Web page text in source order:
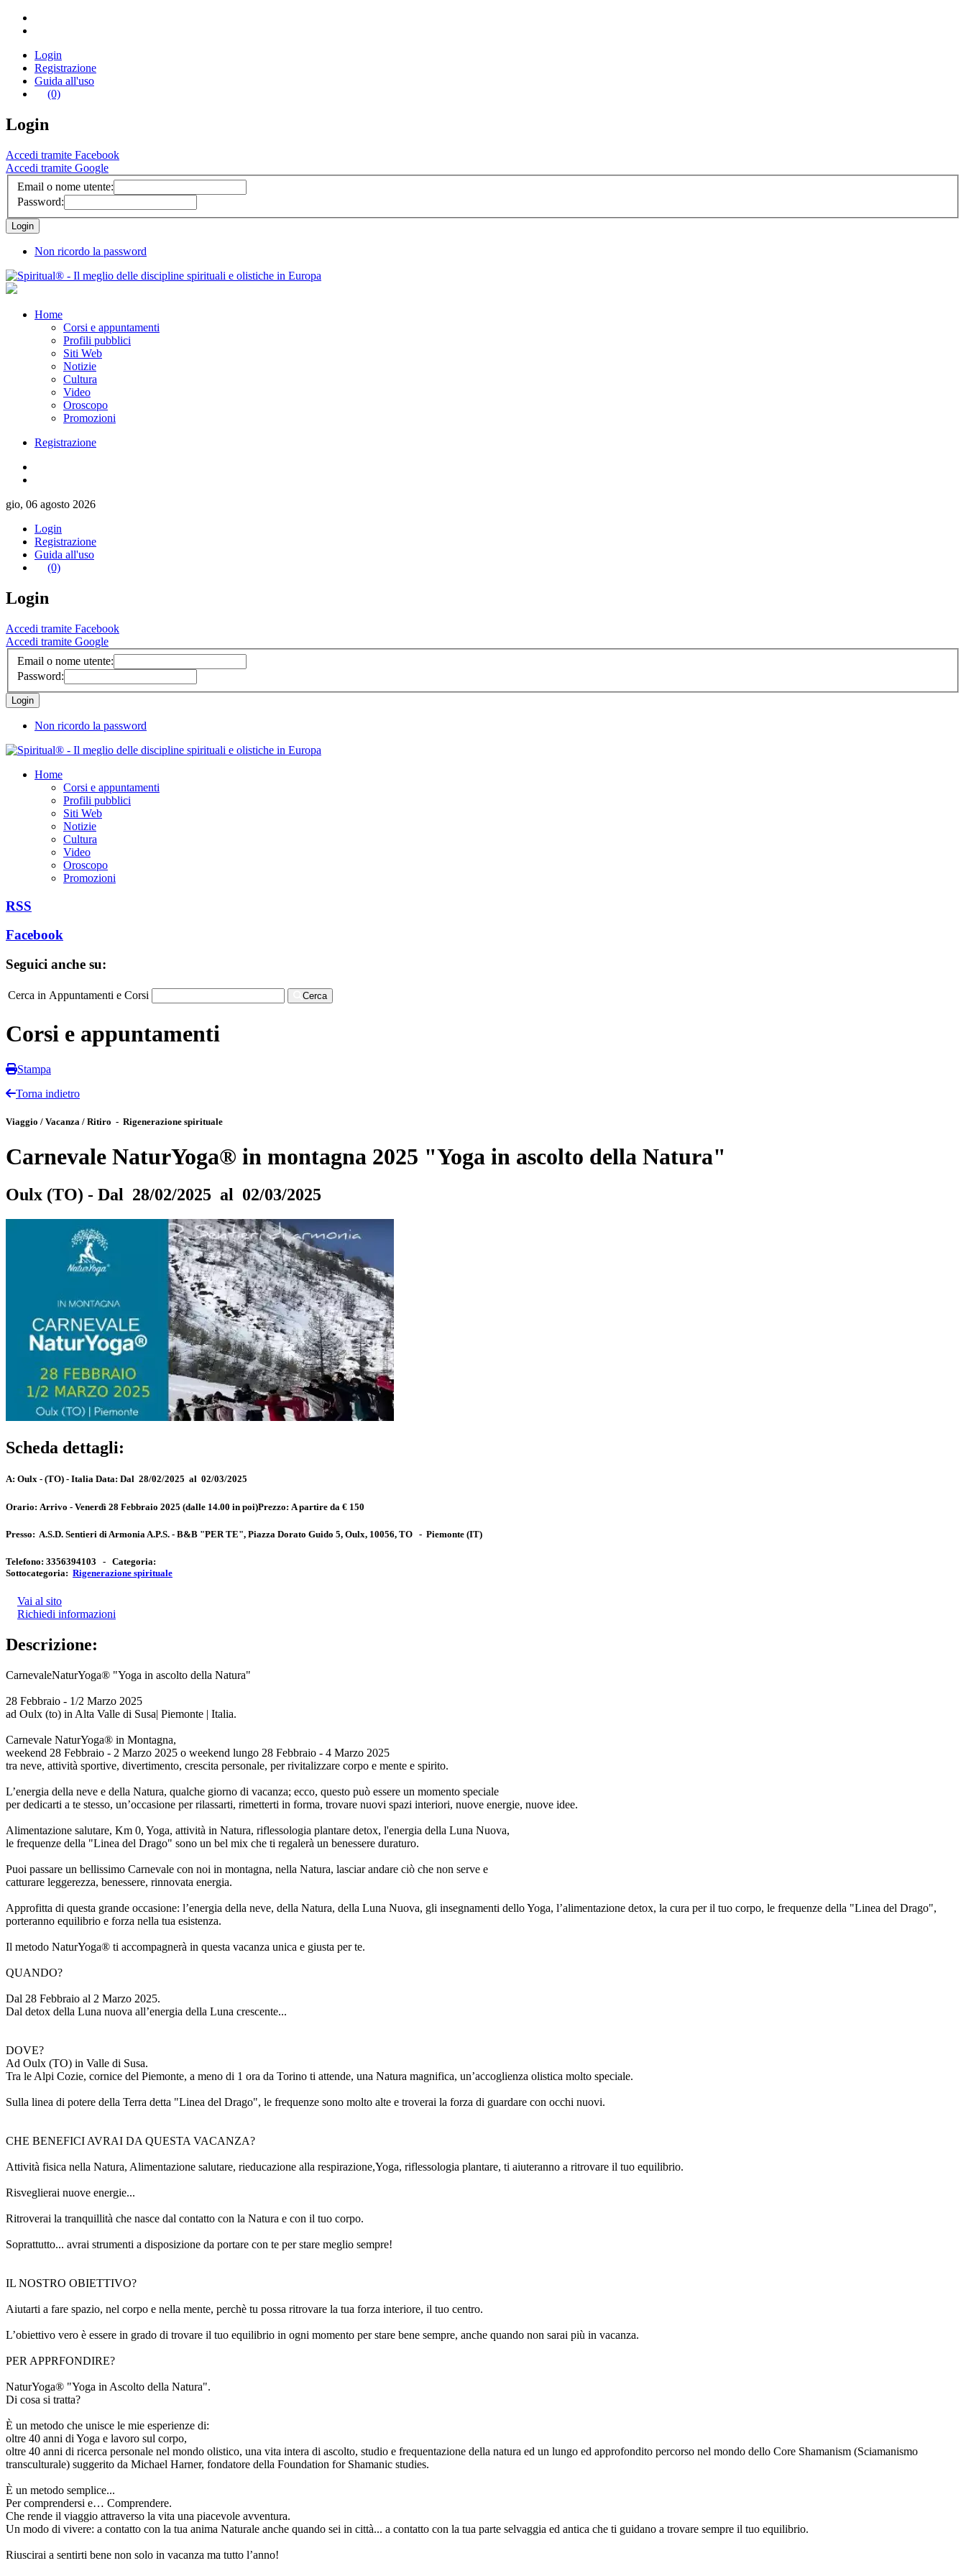
Login
Registrazione
Guida all'uso
(0)
Login
Accedi tramite Facebook
Accedi tramite Google
Email o nome utente:
Password:
Non ricordo la password
Home
Corsi e appuntamenti
Profili pubblici
Siti Web
Notizie
Cultura
Video
Oroscopo
Promozioni
Registrazione
gio, 06 agosto 2026
Login
Registrazione
Guida all'uso
(0)
Login
Accedi tramite Facebook
Accedi tramite Google
Email o nome utente:
Password:
Non ricordo la password
Home
Corsi e appuntamenti
Profili pubblici
Siti Web
Notizie
Cultura
Video
Oroscopo
Promozioni
RSS
Facebook
Seguici anche su:
Cerca in Appuntamenti e Corsi Cerca
Corsi e appuntamenti
Stampa
Torna indietro
Viaggio / Vacanza / Ritiro - Rigenerazione spirituale
Carnevale NaturYoga® in montagna 2025 "Yoga in ascolto della Natura"
Oulx (TO) - Dal 28/02/2025 al 02/03/2025
Scheda dettagli:
A: Oulx - (TO) - Italia Data: Dal 28/02/2025 al 02/03/2025
Orario: Arrivo - Venerdì 28 Febbraio 2025 (dalle 14.00 in poi)Prezzo: A partire da € 150
Presso: A.S.D. Sentieri di Armonia A.P.S. - B&B "PER TE", Piazza Dorato Guido 5, Oulx, 10056, TO - Piemonte (IT)
Telefono: 3356394103 - Categoria:
Sottocategoria: Rigenerazione spirituale
Vai al sito
Richiedi informazioni
Descrizione:
CarnevaleNaturYoga® "Yoga in ascolto della Natura"
28 Febbraio - 1/2 Marzo 2025
ad Oulx (to) in Alta Valle di Susa| Piemonte | Italia.
Carnevale NaturYoga® in Montagna,
weekend 28 Febbraio - 2 Marzo 2025 o weekend lungo 28 Febbraio - 4 Marzo 2025
tra neve, attività sportive, divertimento, crescita personale, per rivitalizzare corpo e mente e spirito.
L’energia della neve e della Natura, qualche giorno di vacanza; ecco, questo può essere un momento speciale
per dedicarti a te stesso, un’occasione per rilassarti, rimetterti in forma, trovare nuovi spazi interiori, nuove energie, nuove idee.
Alimentazione salutare, Km 0, Yoga, attività in Natura, riflessologia plantare detox, l'energia della Luna Nuova,
le frequenze della "Linea del Drago" sono un bel mix che ti regalerà un benessere duraturo.
Puoi passare un bellissimo Carnevale con noi in montagna, nella Natura, lasciar andare ciò che non serve e
catturare leggerezza, benessere, rinnovata energia.
Approfitta di questa grande occasione: l’energia della neve, della Natura, della Luna Nuova, gli insegnamenti dello Yoga, l’alimentazione detox, la cura per il tuo corpo, le frequenze della "Linea del Drago",
porteranno equilibrio e forza nella tua esistenza.
Il metodo NaturYoga® ti accompagnerà in questa vacanza unica e giusta per te.
QUANDO?
Dal 28 Febbraio al 2 Marzo 2025.
Dal detox della Luna nuova all’energia della Luna crescente...
DOVE?
Ad Oulx (TO) in Valle di Susa.
Tra le Alpi Cozie, cornice del Piemonte, a meno di 1 ora da Torino ti attende, una Natura magnifica, un’accoglienza olistica molto speciale.
Sulla linea di potere della Terra detta "Linea del Drago", le frequenze sono molto alte e troverai la forza di guardare con occhi nuovi.
CHE BENEFICI AVRAI DA QUESTA VACANZA?
Attività fisica nella Natura, Alimentazione salutare, rieducazione alla respirazione,Yoga, riflessologia plantare, ti aiuteranno a ritrovare il tuo equilibrio.
Risveglierai nuove energie...
Ritroverai la tranquillità che nasce dal contatto con la Natura e con il tuo corpo.
Soprattutto... avrai strumenti a disposizione da portare con te per stare meglio sempre!
IL NOSTRO OBIETTIVO?
Aiutarti a fare spazio, nel corpo e nella mente, perchè tu possa ritrovare la tua forza interiore, il tuo centro.
L’obiettivo vero è essere in grado di trovare il tuo equilibrio in ogni momento per stare bene sempre, anche quando non sarai più in vacanza.
PER APPRFONDIRE?
NaturYoga® "Yoga in Ascolto della Natura".
Di cosa si tratta?
È un metodo che unisce le mie esperienze di:
oltre 40 anni di Yoga e lavoro sul corpo,
oltre 40 anni di ricerca personale nel mondo olistico, una vita intera di ascolto, studio e frequentazione della natura ed un lungo ed approfondito percorso nel mondo dello Core Shamanism (Sciamanismo
transculturale) suggerito da Michael Harner, fondatore della Foundation for Shamanic studies.
È un metodo semplice...
Per comprendersi e… Comprendere.
Che rende il viaggio attraverso la vita una piacevole avventura.
Un modo di vivere: a contatto con la tua anima Naturale anche quando sei in città... a contatto con la tua parte selvaggia ed antica che ti guidano a trovare sempre il tuo equilibrio.
Riuscirai a sentirti bene non solo in vacanza ma tutto l’anno!